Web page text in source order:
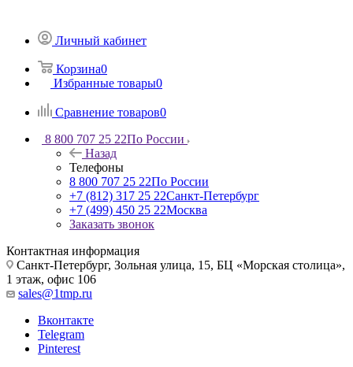
Личный кабинет
Корзина0
Избранные товары0
Сравнение товаров0
8 800 707 25 22По России
Назад
Телефоны
8 800 707 25 22По России
+7 (812) 317 25 22Санкт-Петербург
+7 (499) 450 25 22Москва
Заказать звонок
Контактная информация
Санкт-Петербург, Зольная улица, 15, БЦ «Морская столица»,
1 этаж, офис 106
sales@1tmp.ru
Вконтакте
Telegram
Pinterest